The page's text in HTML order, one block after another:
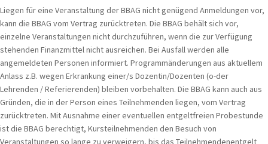
Liegen für eine Veranstaltung der BBAG nicht genügend Anmeldungen vor,
kann die BBAG vom Vertrag zurücktreten. Die BBAG behält sich vor,
einzelne Veranstaltungen nicht durchzuführen, wenn die zur Verfügung
stehenden Finanzmittel nicht ausreichen. Bei Ausfall werden alle
angemeldeten Personen informiert. Programmänderungen aus aktuellem
Anlass z.B. wegen Erkrankung einer/s Dozentin/Dozenten (o-der
Lehrenden / Referierenden) bleiben vorbehalten. Die BBAG kann auch aus
Gründen, die in der Person eines Teilnehmenden liegen, vom Vertrag
zurücktreten. Mit Ausnahme einer eventuellen entgeltfreien Probestunde
ist die BBAG berechtigt, Kursteilnehmenden den Besuch von
Veranstaltungen so lange zu verweigern, bis das Teilnehmendenentgelt